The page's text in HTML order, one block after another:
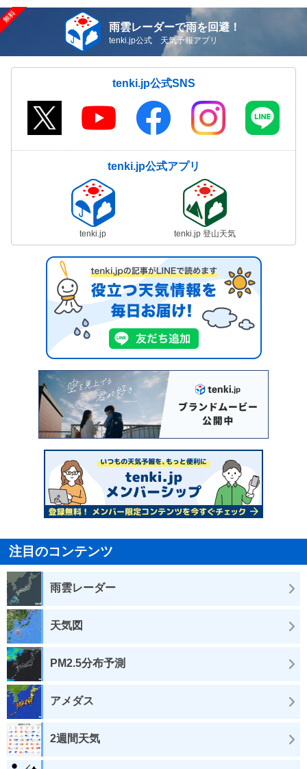
雨雲レーダーで雨を回避！
tenki.jp公式 天気予報アプリ
tenki.jp公式SNS
tenki.jp公式アプリ
tenki.jp tenki.jp 登山天気
注目のコンテンツ
雨雲レーダー
天気図
PM2.5分布予測
アメダス
2週間天気